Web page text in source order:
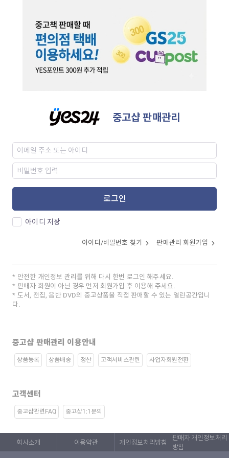
중고샵 판매관리
로그인
아이디 저장
아이디/비밀번호 찾기 판매관리 회원가입
안전한 개인정보 관리를 위해 다시 한번 로그인 해주세요.
판매자 회원이 아닌 경우 먼저 회원가입 후 이용해 주세요.
도서, 전집, 음반 DVD의 중고상품을 직접 판매할 수 있는 열린공간입니
다.
중고샵 판매관리 이용안내
상품등록 상품배송 정산 고객서비스관련 사업자회원전환
고객센터
중고샵관련FAQ 중고샵1:1문의
회사소개 이용약관 개인정보처리방침
판매자 개인정보처리
방침